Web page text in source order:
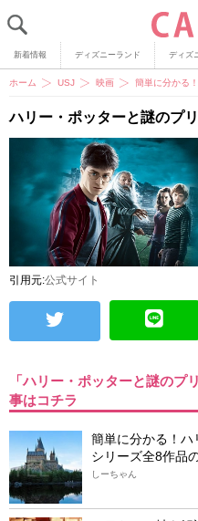
新着情報 ディズニーランド ディズ
ホーム USJ 映画 簡単に分かる
ハリー・ポッターと謎のプ
引用元:公式サイト
「ハリー・ポッターと謎のプ
事はコチラ
簡単に分かる！ハ
シリーズ全8作品
しーちゃん